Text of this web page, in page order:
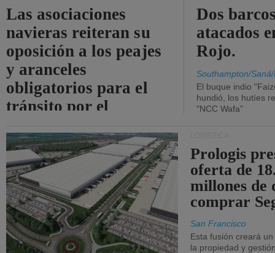
Las asociaciones
navieras reiteran su
oposición a los peajes
y aranceles
obligatorios para el
tránsito por el
Dos
atacados
Rojo.
Southampton/
El buque indio
hundió, los hutíes
"NCC Wafa"
Prologis
oferta de
millones de
comprar
San Francisco
Esta fusión creará
la propiedad y